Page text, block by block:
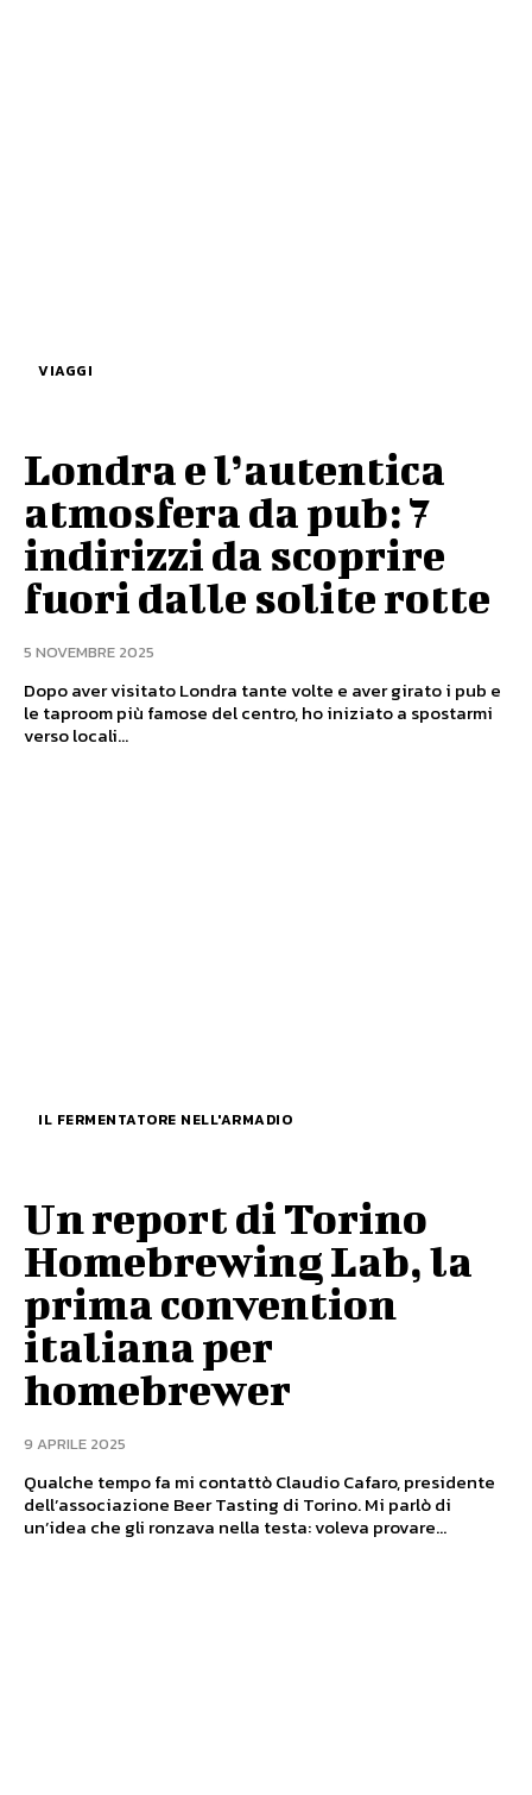
VIAGGI
Londra e l’autentica
atmosfera da pub: 7
indirizzi da scoprire
fuori dalle solite rotte
5 NOVEMBRE 2025
Dopo aver visitato Londra tante volte e aver girato i pub e
le taproom più famose del centro, ho iniziato a spostarmi
verso locali...
IL FERMENTATORE NELL'ARMADIO
Un report di Torino
Homebrewing Lab, la
prima convention
italiana per
homebrewer
9 APRILE 2025
Qualche tempo fa mi contattò Claudio Cafaro, presidente
dell’associazione Beer Tasting di Torino. Mi parlò di
un’idea che gli ronzava nella testa: voleva provare...